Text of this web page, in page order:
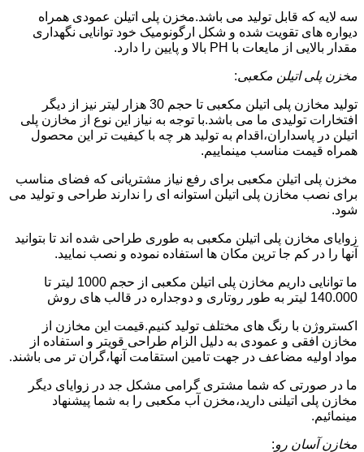
سه لایه که قابل تولید می باشد.مخزن پلی اتیلن عمودی همراه
دیواره های تقویت شده و شکل ارگونومیک خود توانایی نگهداری
مقدار بالایی از مایعات با PH بالا و پایین را دارد.
مخزن پلی اتیلن مکعبی:
تولید مخازن پلی اتیلن مکعبی تا حجم 30 هزار لیتر نیز از دیگر
افتخارات تولیدی ما می باشد.با توجه به نیاز این نوع از مخازن پلی
اتیلن در پاسداران،اقدام به تولید هر چه با کیفیت تر این محصول
همراه قیمت مناسب مینماییم.
مخزن پلی اتیلن مکعبی برای رفع نیاز مشتریانی که فضای مناسب
برای نصب مخازن پلی اتیلن استوانه ای را ندارند طراحی و تولید می
شود.
زوایای مخازن پلی اتیلن مکعبی به طوری طراحی شده اند تا بتوانید
آنها را در کم جا ترین مکان ها استفاده نموده و نصب نمایید.
ما توانایی داریم مخازن پلی اتیلن مکعبی از حجم 1000 لیتر تا
140.000 لیتر به طور روتاری و دوجداره در قالب های روش
اکستروژن با رنگ های مختلف تولید کنیم.قیمت این مخازن از
مخازن افقی و عمودی به دلیل الزام طراحی قویتر و استفاده از
مواد اولیه مضاعف در جهت تامین استقامت آنها،گران تر می باشند.
ما در صورتی که شما مشتری گرامی مشکل جد در زوایای دیگر
مخازن پلی اتیلنی دارید،مخزن آب مکعبی را به شما پیشنهاد
مینمائیم.
مخازن آسان رو: